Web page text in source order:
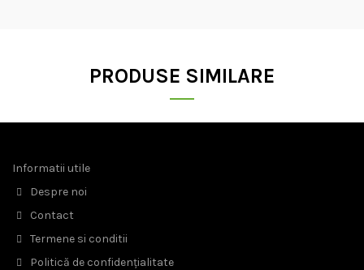
PRODUSE SIMILARE
Informatii utile
Despre noi
Contact
Termene si conditii
Politică de confidențialitate